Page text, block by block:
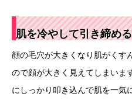
肌を冷やして引き締める
顔の毛穴が大きくなり肌がくす
ので顔が大きく見えてしまいま
にしっかり叩き込んで肌を一気